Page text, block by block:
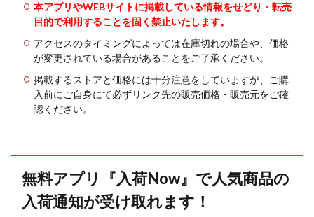
本アプリやWEBサイトに掲載している情報をせどり・転売
目的で利用することを固く禁止いたします。
アクセスのタイミングによっては在庫切れの場合や、価格
が変更されている場合があることをご了承ください。
掲載するストアと価格には十分注意をしていますが、ご購
入前にご自身にて必ずリンク先の販売価格・販売元をご確
認ください。
無料アプリ『入荷Now』で人気商品の
入荷通知が受け取れます！